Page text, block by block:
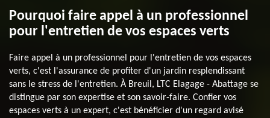
Pourquoi faire appel à un professionnel
pour l'entretien de vos espaces verts
Faire appel à un professionnel pour l'entretien de vos espaces
verts, c'est l'assurance de profiter d'un jardin resplendissant
sans le stress de l'entretien. À Breuil, LTC Elagage - Abattage se
distingue par son expertise et son savoir-faire. Confier vos
espaces verts à un expert, c'est bénéficier d'un regard avisé